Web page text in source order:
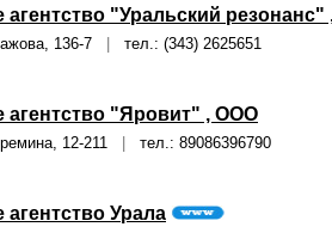
агентство "Уральский
136-7 тел.: (343) 2625651
агентство "Яровит" , ООО
12-211 тел.: 89086396790
Урала